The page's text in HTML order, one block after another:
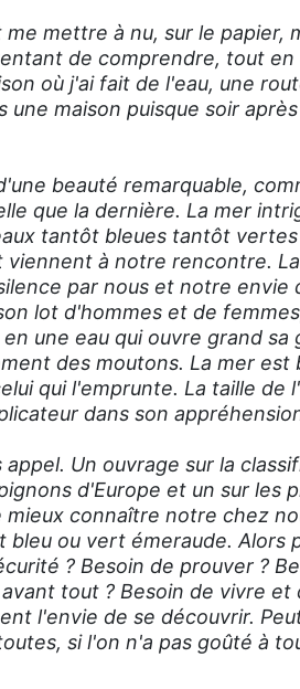
mettre à nu, sur le papier,
de comprendre, tout
où j'ai fait de l'eau, une
maison puisque soir
beauté remarquable,
que la dernière. La mer
tantôt bleues tantôt
à notre rencontre.
par nous et notre envie
lot d'hommes et de
une eau qui ouvre grand sa
des moutons. La mer est
qui l'emprunte. La taille de
dans son
Un ouvrage sur la
d'Europe et un sur les
connaître notre chez
ou vert émeraude. Alors
? Besoin de prouver ?
tout ? Besoin de vivre et
l'envie de se découvrir.
si l'on n'a pas goûté à